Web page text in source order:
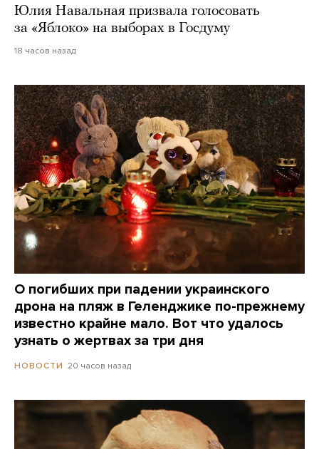
Юлия Навальная призвала голосовать
за «Яблоко» на выборах в Госдуму
18 часов назад
О погибших при падении украинского
дрона на пляж в Геленджике по-прежнему
известно крайне мало. Вот что удалось
узнать о жертвах за три дня
НОВОСТИ 20 часов назад